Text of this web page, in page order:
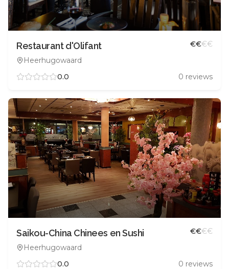
Restaurant d'Olifant
Heerhugowaard
€€€€
0.0 0 reviews
Saikou-China Chinees en Sushi
Heerhugowaard
€€€€
0.0 0 reviews